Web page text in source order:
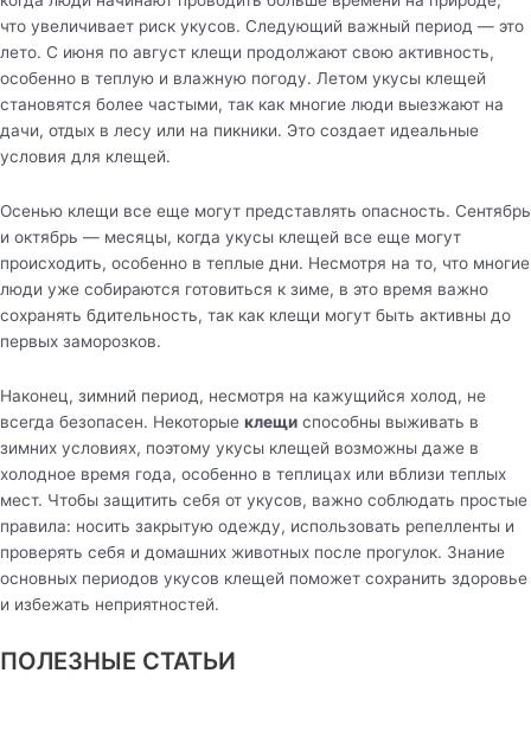
что увеличивает риск укусов. Следующий важный период — это
лето. С июня по август клещи продолжают свою активность,
особенно в теплую и влажную погоду. Летом укусы клещей
становятся более частыми, так как многие люди выезжают на
дачи, отдых в лесу или на пикники. Это создает идеальные
условия для клещей.
Осенью клещи все еще могут представлять опасность. Сентябрь
и октябрь — месяцы, когда укусы клещей все еще могут
происходить, особенно в теплые дни. Несмотря на то, что многие
люди уже собираются готовиться к зиме, в это время важно
сохранять бдительность, так как клещи могут быть активны до
первых заморозков.
Наконец, зимний период, несмотря на кажущийся холод, не
всегда безопасен. Некоторые клещи способны выживать в
зимних условиях, поэтому укусы клещей возможны даже в
холодное время года, особенно в теплицах или вблизи теплых
мест. Чтобы защитить себя от укусов, важно соблюдать простые
правила: носить закрытую одежду, использовать репелленты и
проверять себя и домашних животных после прогулок. Знание
основных периодов укусов клещей поможет сохранить здоровье
и избежать неприятностей.
ПОЛЕЗНЫЕ СТАТЬИ